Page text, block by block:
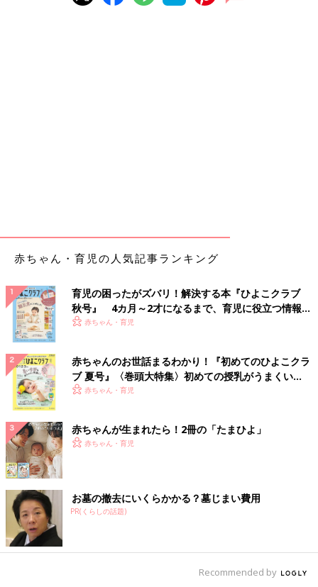
赤ちゃん・育児の人気記事ランキング
育児の困ったがズバリ！解決する本『ひよこクラブ
秋号』 4カ月～2才になるまで、育児に役立つ情報が
いっぱい！
赤ちゃん・育児
赤ちゃんのお世話まるわかり！『初めてのひよこクラ
ブ 夏号』〈巻頭大特集〉初めての授乳がうまくい
く！ おっぱい・ミルクの基本と夏のトラブル 解決テ
赤ちゃん・育児
赤ちゃんが生まれたら！2冊の「たまひよ」
赤ちゃん・育児
お墓の撤去にいくらかかる？墓じまい費用
PR(くらしの話題)
Recommended by